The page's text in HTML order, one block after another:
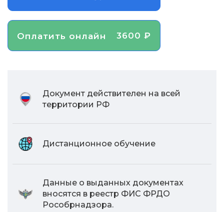
Оплатить онлайн 3600 ₽
Документ действителен на всей
территории РФ
Дистанционное обучение
Данные о выданных документах
вносятся в реестр ФИС ФРДО
Рособрнадзора.